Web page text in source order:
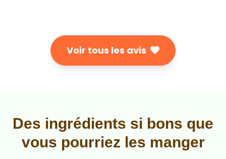
Voir tous les avis
Des ingrédients si bons que
vous pourriez les manger